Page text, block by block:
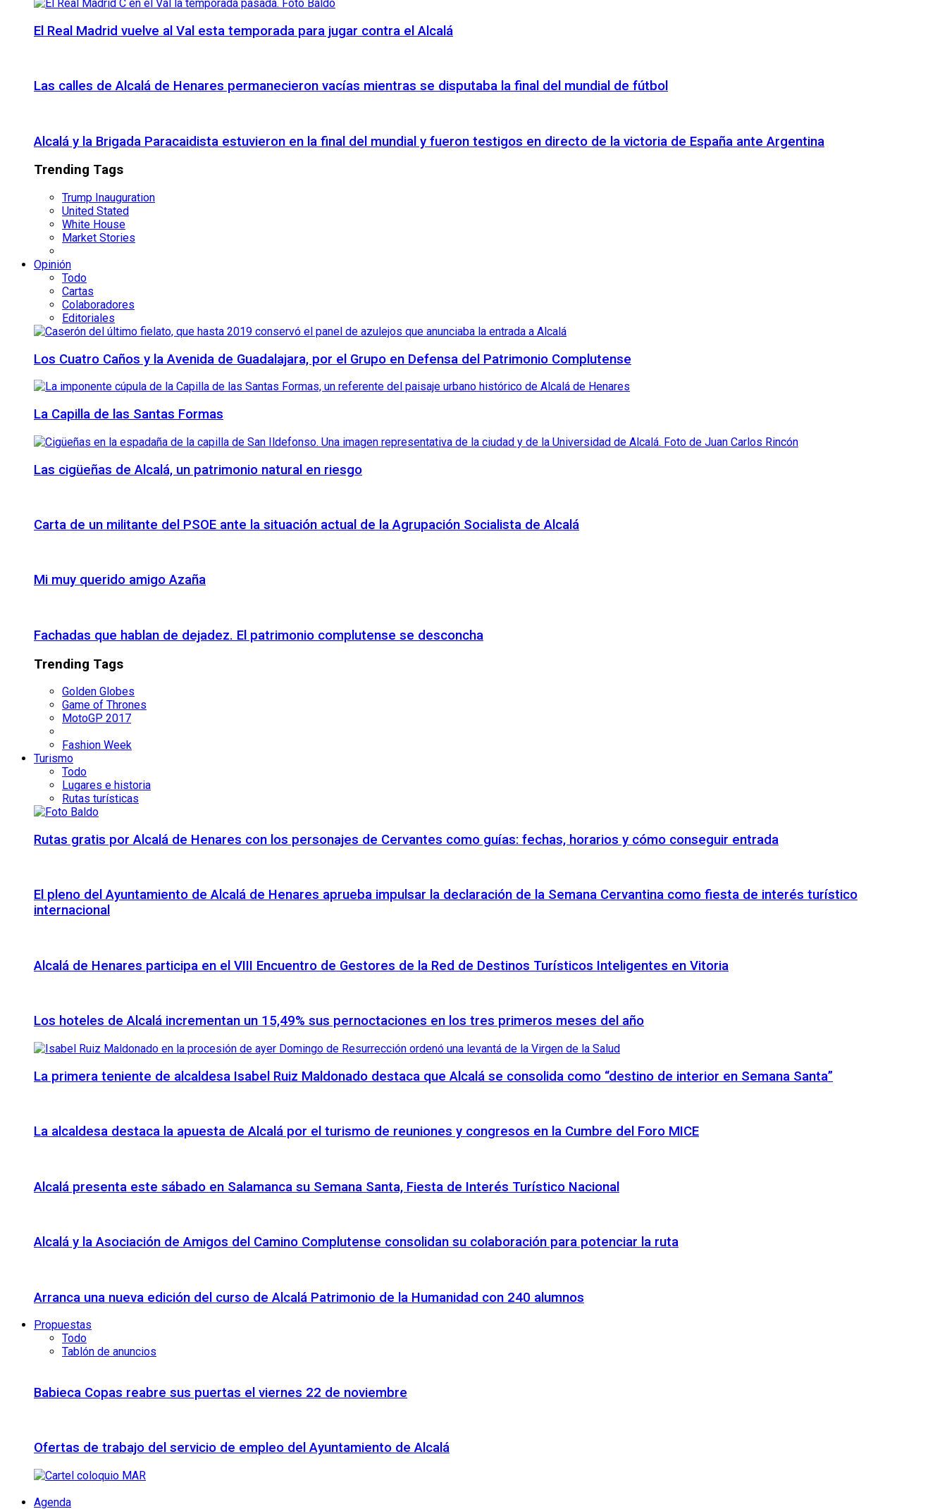
El Real Madrid vuelve al Val esta temporada para jugar contra el Alcalá
Las calles de Alcalá de Henares permanecieron vacías mientras se disputaba la final del mundial de fútbol
Alcalá y la Brigada Paracaidista estuvieron en la final del mundial y fueron testigos en directo de la victoria de España ante Argentina
Trending Tags
Trump Inauguration
United Stated
White House
Market Stories
Opinión
Todo
Cartas
Colaboradores
Editoriales
Los Cuatro Caños y la Avenida de Guadalajara, por el Grupo en Defensa del Patrimonio Complutense
La Capilla de las Santas Formas
Las cigüeñas de Alcalá, un patrimonio natural en riesgo
Carta de un militante del PSOE ante la situación actual de la Agrupación Socialista de Alcalá
Mi muy querido amigo Azaña
Fachadas que hablan de dejadez. El patrimonio complutense se desconcha
Trending Tags
Golden Globes
Game of Thrones
MotoGP 2017
Fashion Week
Turismo
Todo
Lugares e historia
Rutas turísticas
Rutas gratis por Alcalá de Henares con los personajes de Cervantes como guías: fechas, horarios y cómo conseguir entrada
El pleno del Ayuntamiento de Alcalá de Henares aprueba impulsar la declaración de la Semana Cervantina como fiesta de interés turístico
internacional
Alcalá de Henares participa en el VIII Encuentro de Gestores de la Red de Destinos Turísticos Inteligentes en Vitoria
Los hoteles de Alcalá incrementan un 15,49% sus pernoctaciones en los tres primeros meses del año
La primera teniente de alcaldesa Isabel Ruiz Maldonado destaca que Alcalá se consolida como “destino de interior en Semana Santa”
La alcaldesa destaca la apuesta de Alcalá por el turismo de reuniones y congresos en la Cumbre del Foro MICE
Alcalá presenta este sábado en Salamanca su Semana Santa, Fiesta de Interés Turístico Nacional
Alcalá y la Asociación de Amigos del Camino Complutense consolidan su colaboración para potenciar la ruta
Arranca una nueva edición del curso de Alcalá Patrimonio de la Humanidad con 240 alumnos
Propuestas
Todo
Tablón de anuncios
Babieca Copas reabre sus puertas el viernes 22 de noviembre
Ofertas de trabajo del servicio de empleo del Ayuntamiento de Alcalá
Agenda